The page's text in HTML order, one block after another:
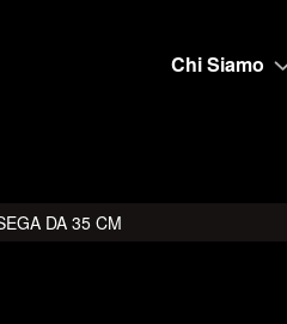
Chi Siamo
DA 35 CM